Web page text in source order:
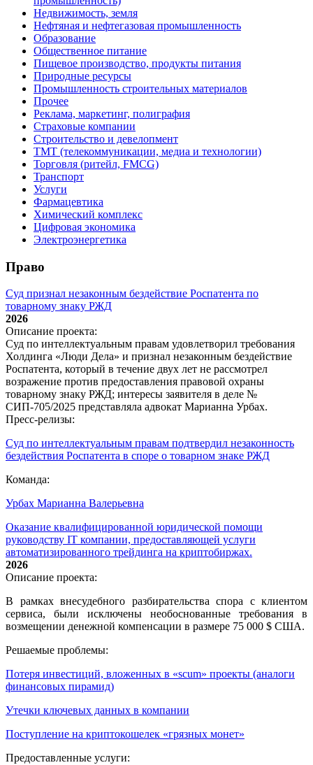
Недвижимость, земля
Нефтяная и нефтегазовая промышленность
Образование
Общественное питание
Пищевое производство, продукты питания
Природные ресурсы
Промышленность строительных материалов
Прочее
Реклама, маркетинг, полиграфия
Страховые компании
Строительство и девелопмент
ТМТ (телекоммуникации, медиа и технологии)
Торговля (ритейл, FMCG)
Транспорт
Услуги
Фармацевтика
Химический комплекс
Цифровая экономика
Электроэнергетика
Право
Суд признал незаконным бездействие Роспатента по
товарному знаку РЖД
2026
Описание проекта:
Суд по интеллектуальным правам удовлетворил требования
Холдинга «Люди Дела» и признал незаконным бездействие
Роспатента, который в течение двух лет не рассмотрел
возражение против предоставления правовой охраны
товарному знаку РЖД; интересы заявителя в деле №
СИП‑705/2025 представляла адвокат Марианна Урбах.
Пресс-релизы:
Суд по интеллектуальным правам подтвердил незаконность
бездействия Роспатента в споре о товарном знаке РЖД
Команда:
Урбах Марианна Валерьевна
Оказание квалифицированной юридической помощи
руководству IT компании, предоставляющей услуги
автоматизированного трейдинга на криптобиржах.
2026
Описание проекта:
В рамках внесудебного разбирательства спора с клиентом
сервиса, были исключены необоснованные требования в
возмещении денежной компенсации в размере 75 000 $ США.
Решаемые проблемы:
Потеря инвестиций, вложенных в «scum» проекты (аналоги
финансовых пирамид)
Утечки ключевых данных в компании
Поступление на криптокошелек «грязных монет»
Предоставленные услуги: